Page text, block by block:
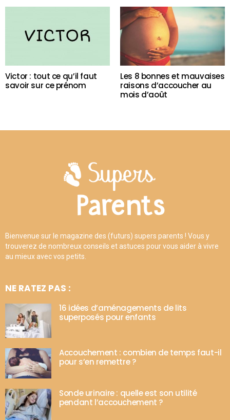
Victor : tout ce qu’il faut
savoir sur ce prénom
Les 8 bonnes et mauvaises
raisons d’accoucher au
mois d’août
Bienvenue sur le magazine des (futurs) supers parents ! Vous y
trouverez de nombreux conseils et astuces pour vous aider à vivre
au mieux avec vos petits.
NE RATEZ PAS :
16 idées d’aménagements de lits
superposés pour enfants
Accouchement : combien de temps faut-il
pour s’en remettre ?
Sonde urinaire : quelle est son utilité
pendant l’accouchement ?